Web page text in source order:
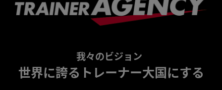
我々のビジョン
世界に誇るトレーナー大国にする